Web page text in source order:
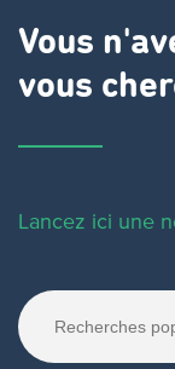
Vous
vous
Lancez ici une